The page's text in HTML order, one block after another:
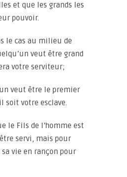
et que les grands les
pouvoir.
le cas au milieu de
veut être grand
votre serviteur;
veut être le premier
soit votre esclave.
le Fils de l’homme est
servi, mais pour
vie en rançon pour